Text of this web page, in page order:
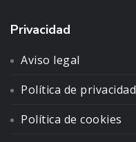
Privacidad
Aviso legal
Política de privacidad
Política de cookies